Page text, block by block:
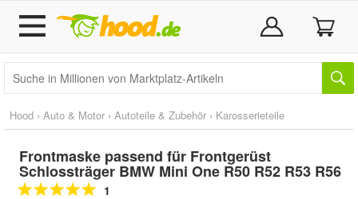
Hood › Auto & Motor › Autoteile & Zubehör › Karosserieteile
Frontmaske passend für Frontgerüst
Schlossträger BMW Mini One R50 R52 R53 R56
1